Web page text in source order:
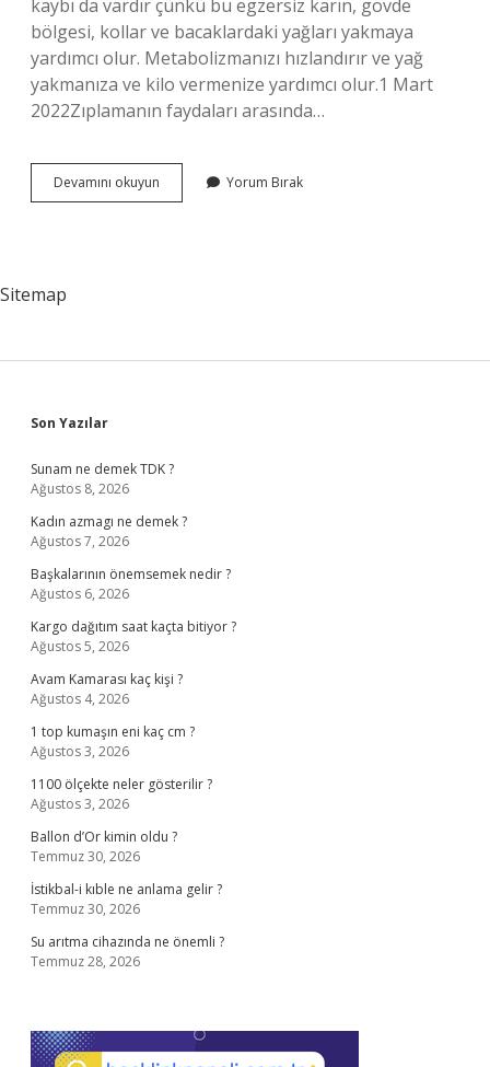
kaybı da vardır çünkü bu egzersiz karın, gövde
bölgesi, kollar ve bacaklardaki yağları yakmaya
yardımcı olur. Metabolizmanızı hızlandırır ve yağ
yakmanıza ve kilo vermenize yardımcı olur.1 Mart
2022Zıplamanın faydaları arasında…
Devamını okuyun
Gün
Yorum Bırak
Sitemap
Sidebar
Son Yazılar
Sunam ne demek TDK ?
Ağustos 8, 2026
Kadın azmagı ne demek ?
Ağustos 7, 2026
Başkalarının önemsemek nedir ?
Ağustos 6, 2026
Kargo dağıtım saat kaçta bitiyor ?
Ağustos 5, 2026
Avam Kamarası kaç kişi ?
Ağustos 4, 2026
1 top kumaşın eni kaç cm ?
Ağustos 3, 2026
1100 ölçekte neler gösterilir ?
Ağustos 3, 2026
Ballon d’Or kimin oldu ?
Temmuz 30, 2026
İstikbal-i kıble ne anlama gelir ?
Temmuz 30, 2026
Su arıtma cihazında ne önemli ?
Temmuz 28, 2026